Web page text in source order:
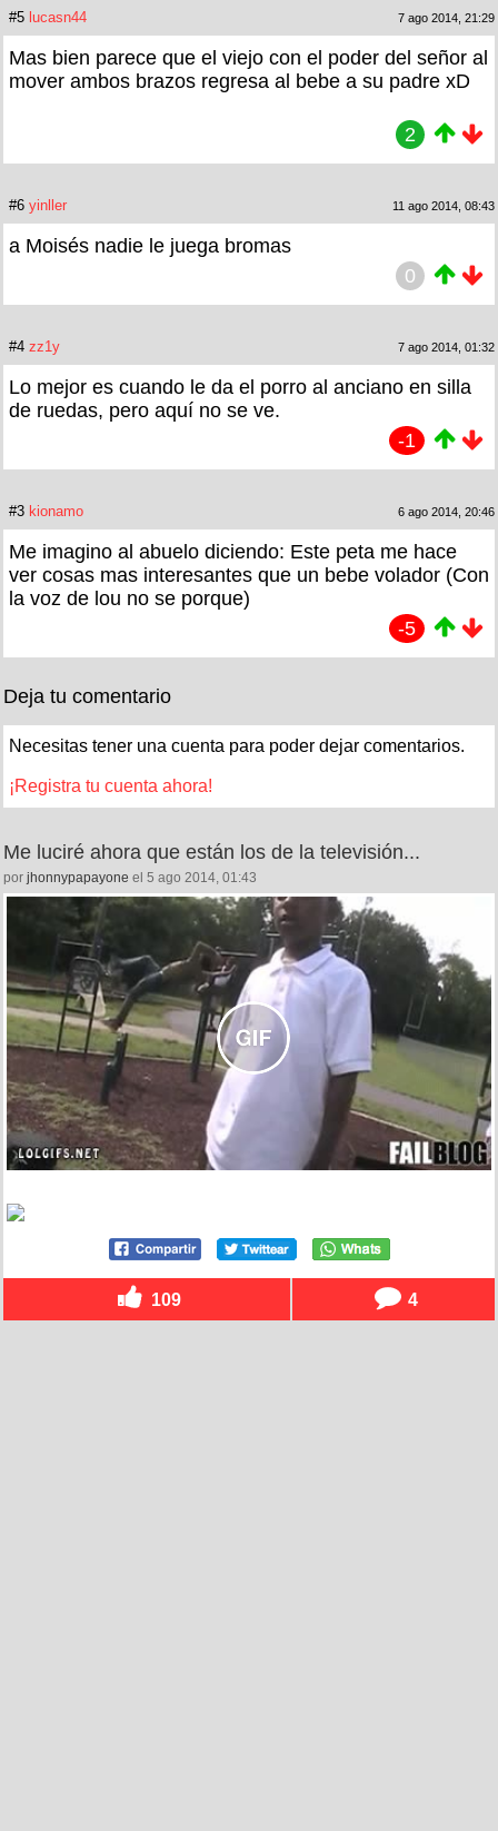
#5 lucasn44 7 ago 2014, 21:29
Mas bien parece que el viejo con el poder del señor al
mover ambos brazos regresa al bebe a su padre xD
2
#6 yinller 11 ago 2014, 08:43
a Moisés nadie le juega bromas
0
#4 zz1y 7 ago 2014, 01:32
Lo mejor es cuando le da el porro al anciano en silla
de ruedas, pero aquí no se ve.
-1
#3 kionamo 6 ago 2014, 20:46
Me imagino al abuelo diciendo: Este peta me hace
ver cosas mas interesantes que un bebe volador (Con
la voz de lou no se porque)
-5
Deja tu comentario
Necesitas tener una cuenta para poder dejar comentarios.
¡Registra tu cuenta ahora!
Me luciré ahora que están los de la televisión...
por jhonnypapayone el 5 ago 2014, 01:43
109 4